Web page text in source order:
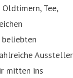
Tee,
Aussteller
mitten ins